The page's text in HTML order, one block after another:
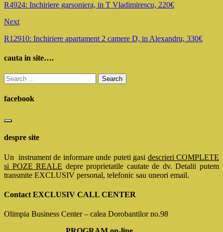
R4924: Inchiriere garsoniera, in T Vladimirescu, 220€
Next
R12910: Inchiriere apartament 2 camere D, in Alexandru, 330€
cauta in site….
Search
for:
facebook
despre site
Un instrument de informare unde puteti gasi descrieri COMPLETE
si POZE REALE depre proprietatile cautate de dv. Detalii putem
transmite EXCLUSIV personal, telefonic sau uneori email.
Contact EXCLUSIV CALL CENTER
Olimpia Business Center – calea Dorobantilor no.98